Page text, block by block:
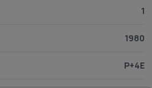
1
1980
P+4E